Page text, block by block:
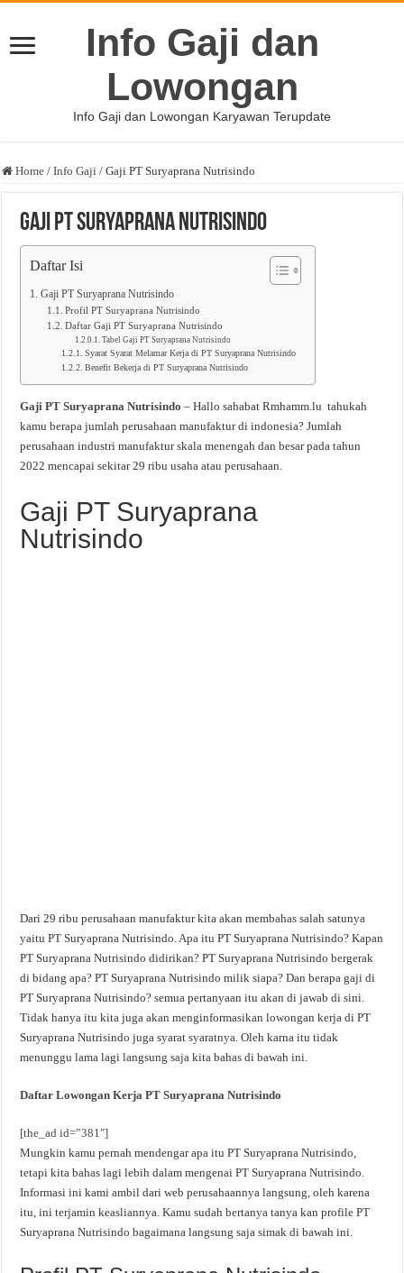
Info Gaji dan
Lowongan
Info Gaji dan Lowongan Karyawan Terupdate
Home / Info Gaji / Gaji PT Suryaprana Nutrisindo
Gaji PT Suryaprana Nutrisindo
Daftar Isi
Gaji PT Suryaprana Nutrisindo
Profil PT Suryaprana Nutrisindo
Daftar Gaji PT Suryaprana Nutrisindo
Tabel Gaji PT Suryaprana Nutrisindo
Syarat Syarat Melamar Kerja di PT Suryaprana Nutrisindo
Benefit Bekerja di PT Suryaprana Nutrisindo
Gaji PT Suryaprana Nutrisindo – Hallo sahabat Rmhamm.lu tahukah
kamu berapa jumlah perusahaan manufaktur di indonesia? Jumlah
perusahaan industri manufaktur skala menengah dan besar pada tahun
2022 mencapai sekitar 29 ribu usaha atau perusahaan.
Gaji PT Suryaprana
Nutrisindo
Dari 29 ribu perusahaan manufaktur kita akan membahas salah satunya
yaitu PT Suryaprana Nutrisindo. Apa itu PT Suryaprana Nutrisindo? Kapan
PT Suryaprana Nutrisindo didirikan? PT Suryaprana Nutrisindo bergerak
di bidang apa? PT Suryaprana Nutrisindo milik siapa? Dan berapa gaji di
PT Suryaprana Nutrisindo? semua pertanyaan itu akan di jawab di sini.
Tidak hanya itu kita juga akan menginformasikan lowongan kerja di PT
Suryaprana Nutrisindo juga syarat syaratnya. Oleh karna itu tidak
menunggu lama lagi langsung saja kita bahas di bawah ini.
Daftar Lowongan Kerja PT Suryaprana Nutrisindo
[the_ad id=”381″]
Mungkin kamu pernah mendengar apa itu PT Suryaprana Nutrisindo,
tetapi kita bahas lagi lebih dalam mengenai PT Suryaprana Nutrisindo.
Informasi ini kami ambil dari web perusahaannya langsung, oleh karena
itu, ini terjamin keasliannya. Kamu sudah bertanya tanya kan profile PT
Suryaprana Nutrisindo bagaimana langsung saja simak di bawah ini.